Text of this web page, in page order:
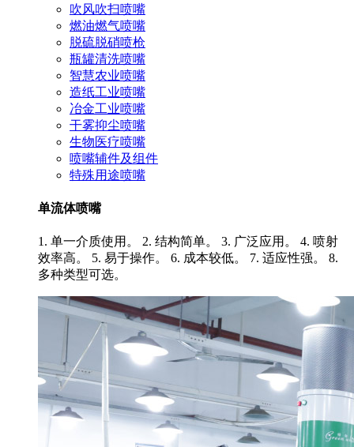
吹风吹扫喷嘴
燃油燃气喷嘴
脱硫脱硝喷枪
瓶罐清洗喷嘴
智慧农业喷嘴
造纸工业喷嘴
冶金工业喷嘴
干雾抑尘喷嘴
生物医疗喷嘴
喷嘴辅件及组件
特殊用途喷嘴
单流体喷嘴
1. 单一介质使用。 2. 结构简单。 3. 广泛应用。 4. 喷射
效率高。 5. 易于操作。 6. 成本较低。 7. 适应性强。 8.
多种类型可选。